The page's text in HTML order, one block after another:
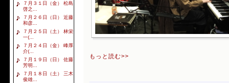
７月３１日（金） 松島
啓之...
７月２６日（日） 近藤
和彦...
７月２５日（土） 林栄
一(...
７月２４日（金） 峰厚
介(...
７月１９日（日） 佐藤
芳明...
７月１８日（土） 三木
俊雄...
もっと読む>>